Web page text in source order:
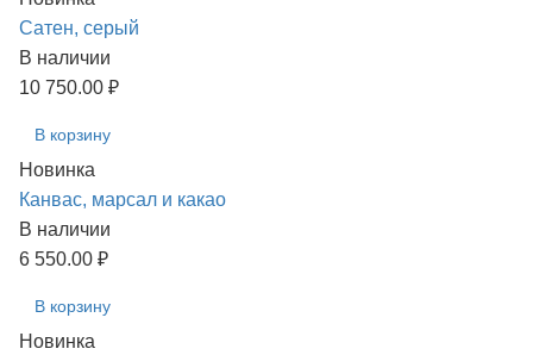
Сатен, серый
В наличии
10 750.00 ₽
В корзину
Новинка
Канвас, марсал и какао
В наличии
6 550.00 ₽
В корзину
Новинка